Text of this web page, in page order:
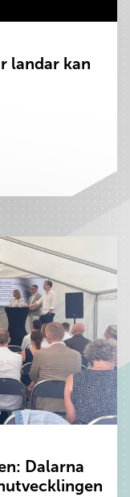
landar kan
Dalarna